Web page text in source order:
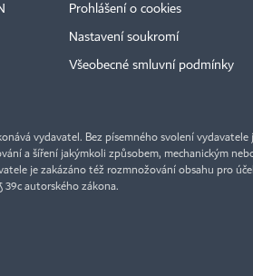
Prohlášení o cookies
Nastavení soukromí
Všeobecné smluvní podmínky
vydavatel. Bez písemného svolení
a šíření jakýmkoli způsobem, mechanickým
je zakázáno též rozmnožování obsahu pro
39c autorského zákona.